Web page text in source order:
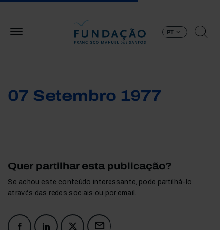
PT
07 Setembro 1977
Quer partilhar esta publicação?
Se achou este conteúdo interessante, pode partilhá-lo
através das redes sociais ou por email.